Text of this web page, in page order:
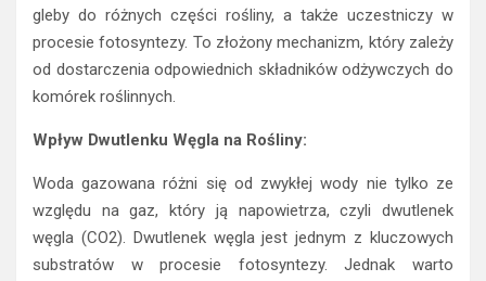
gleby do różnych części rośliny, a także uczestniczy w
procesie fotosyntezy. To złożony mechanizm, który zależy
od dostarczenia odpowiednich składników odżywczych do
komórek roślinnych.
Wpływ Dwutlenku Węgla na Rośliny:
Woda gazowana różni się od zwykłej wody nie tylko ze
względu na gaz, który ją napowietrza, czyli dwutlenek
węgla (CO2). Dwutlenek węgla jest jednym z kluczowych
substratów w procesie fotosyntezy. Jednak warto